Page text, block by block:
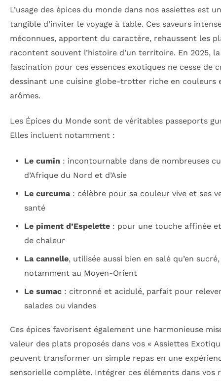
L’usage des épices du monde dans nos assiettes est
tangible d’inviter le voyage à table. Ces saveurs
méconnues, apportent du caractère, rehaussent les
racontent souvent l’histoire d’un territoire. En 2025, la
fascination pour ces essences exotiques ne cesse de
dessinant une cuisine globe-trotter riche en couleurs
arômes.
Les Épices du Monde sont de véritables passeports
Elles incluent notamment :
Le cumin : incontournable dans de nombreuses
d’Afrique du Nord et d’Asie
Le curcuma: célèbre pour sa couleur vive et ses
santé
Le piment d’Espelette: pour une touche affinée
de chaleur
La cannelle, utilisée aussi bien en salé qu’en sucré,
notamment au Moyen-Orient
Le sumac: citronné et acidulé, parfait pour
salades ou viandes
Ces épices favorisent également une harmonieuse
valeur des plats proposés dans vos « Assiettes
peuvent transformer un simple repas en une
sensorielle complète. Intégrer ces éléments dans vos